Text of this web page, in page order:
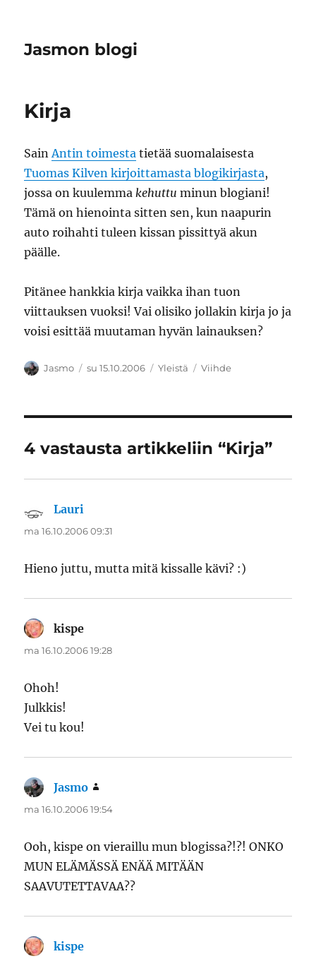
Jasmon blogi
Kirja
SainAntin toimesta tietää suomalaisesta
Tuomas Kilven kirjoittamasta blogikirjasta,
jossa on kuulemmakehuttu minun blogiani!
Tämä on hienointa sitten sen, kun naapurin
auto roihahti tuleen kissan pissittyä akun
päälle.
Pitänee hankkia kirja vaikka ihan tuon
viittauksen vuoksi! Vai olisiko jollakin kirja jo ja
voisi esittää muutaman hyvän lainauksen?
Kirjoittaja
Jasmo Julkaistu
su 15.10.2006 Kategoriat
Yleistä Avainsanat
Viihde
4 vastausta artikkeliin “Kirja”
Lauri
ma 16.10.2006 09:31
Hieno juttu, mutta mitä kissalle kävi? :)
kispe
ma 16.10.2006 19:28
Ohoh!
Julkkis!
Vei tu kou!
Jasmo
ma 16.10.2006 19:54
Ooh, kispe on vieraillu mun blogissa?!?! ONKO
MUN ELÄMÄSSÄ ENÄÄ MITÄÄN
SAAVUTETTAVAA??
kispe